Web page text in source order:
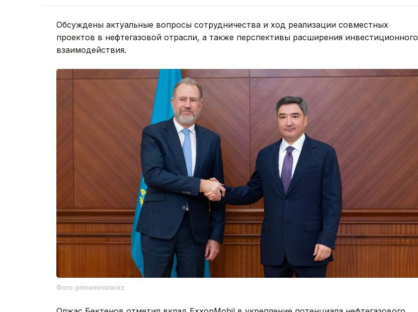
Обсуждены актуальные вопросы сотрудничества и ход реализации совместных
проектов в нефтегазовой отрасли, а также перспективы расширения инвестиционного
взаимодействия.
Фото: primeminister.kz